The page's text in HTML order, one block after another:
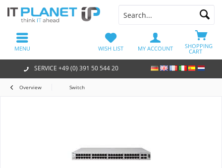
SERVICE +49 (0) 391 50 544 20
SHOPPING
CART
WISH LIST MY ACCOUNT
MENU
Overview Switch